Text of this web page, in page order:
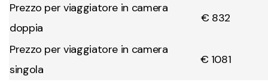
Prezzo per viaggiatore in camera
doppia
€ 832
Prezzo per viaggiatore in camera
singola
€ 1081